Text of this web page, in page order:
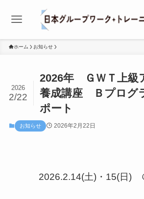
ホーム お知らせ
2026年 ＧＷＴ上級
養成講座 Ｂプログ
ポート
2026
2/22
お知らせ 2026年2月22日
2026.2.14(土)・15(日)